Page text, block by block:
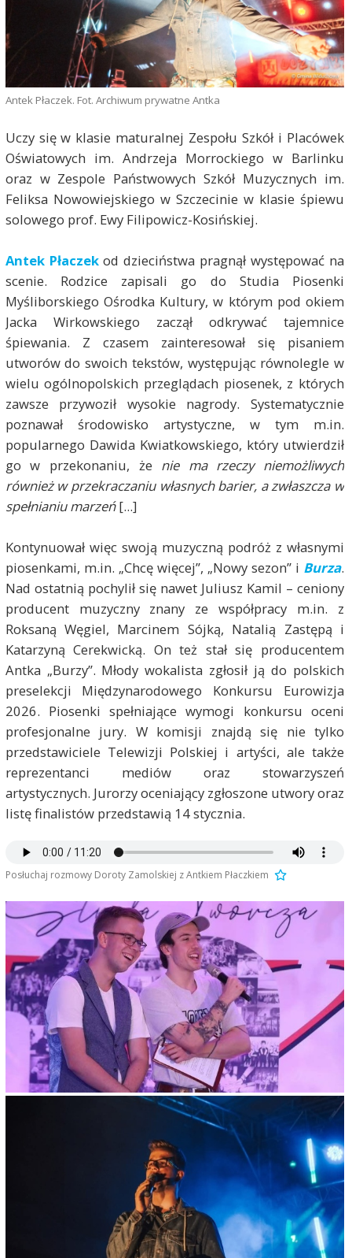
Antek Płaczek. Fot. Archiwum prywatne Antka
Uczy się w klasie maturalnej Zespołu Szkół i Placówek
Oświatowych im. Andrzeja Morrockiego w Barlinku
oraz w Zespole Państwowych Szkół Muzycznych im.
Feliksa Nowowiejskiego w Szczecinie w klasie śpiewu
solowego prof. Ewy Filipowicz-Kosińskiej.
Antek Płaczekod dzieciństwa pragnął występować na
scenie. Rodzice zapisali go do Studia Piosenki
Myśliborskiego Ośrodka Kultury, w którym pod okiem
Jacka Wirkowskiego zaczął odkrywać tajemnice
śpiewania. Z czasem zainteresował się pisaniem
utworów do swoich tekstów, występując równolegle w
wielu ogólnopolskich przeglądach piosenek, z których
zawsze przywoził wysokie nagrody. Systematycznie
poznawał środowisko artystyczne, w tym m.in.
popularnego Dawida Kwiatkowskiego, który utwierdził
go w przekonaniu, że nie ma rzeczy niemożliwych
również w przekraczaniu własnych barier, a zwłaszcza w
spełnianiu marzeń[...]
Kontynuował więc swoją muzyczną podróż z własnymi
piosenkami, m.in. „Chcę więcej”, „Nowy sezon” i Burza.
Nad ostatnią pochylił się nawet Juliusz Kamil – ceniony
producent muzyczny znany ze współpracy m.in. z
Roksaną Węgiel, Marcinem Sójką, Natalią Zastępą i
Katarzyną Cerekwicką. On też stał się producentem
Antka „Burzy”. Młody wokalista zgłosił ją do polskich
preselekcji Międzynarodowego Konkursu Eurowizja
2026. Piosenki spełniające wymogi konkursu oceni
profesjonalne jury. W komisji znajdą się nie tylko
przedstawiciele Telewizji Polskiej i artyści, ale także
reprezentanci mediów oraz stowarzyszeń
artystycznych. Jurorzy oceniający zgłoszone utwory oraz
listę finalistów przedstawią 14 stycznia.
Posłuchaj rozmowy Doroty Zamolskiej z Antkiem Płaczkiem